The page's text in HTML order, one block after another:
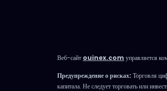
Веб-сайт ouinex.com управляется
Предупреждение о рисках: Торговля
капитала. Не следует торговать или